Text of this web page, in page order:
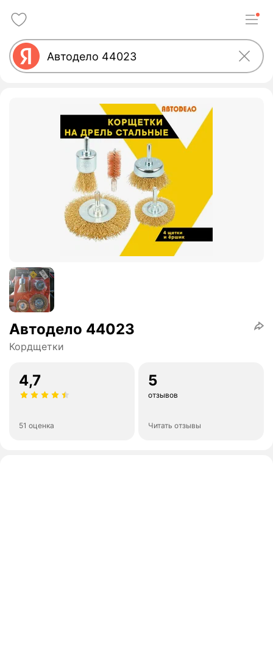
Автодело 44023
Кордщетки
4,7
51 оценка
5
отзывов
Читать отзывы